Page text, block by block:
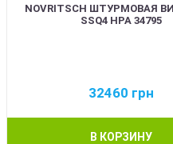
NOVRITSCH ШТУРМОВАЯ
SSQ4 HPA 34795
32460 грн
В КОРЗИНУ